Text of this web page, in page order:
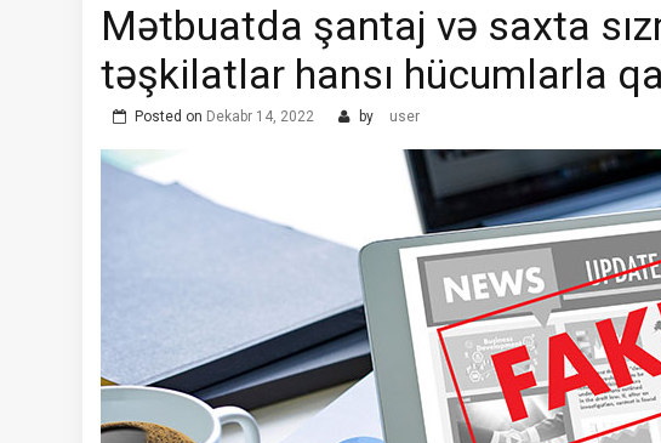
Mətbuatda şantaj və saxta
təşkilatlar hansı hücumlarla
Posted on Dekabr 14, 2022 by user